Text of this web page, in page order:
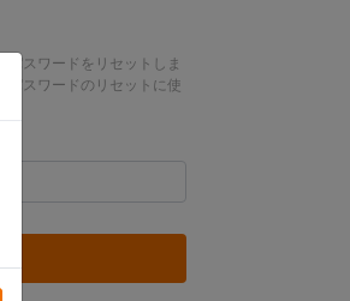
パスワードをリセットしま
パスワードのリセットに使